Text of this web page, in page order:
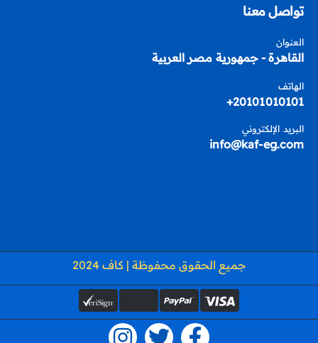
تواصل معنا
العنوان
القاهرة - جمهورية مصر العربية
الهاتف
20101010101+
البريد الإلكتروني
info@kaf-eg.com
جميع الحقوق محفوظة | كاف 2024